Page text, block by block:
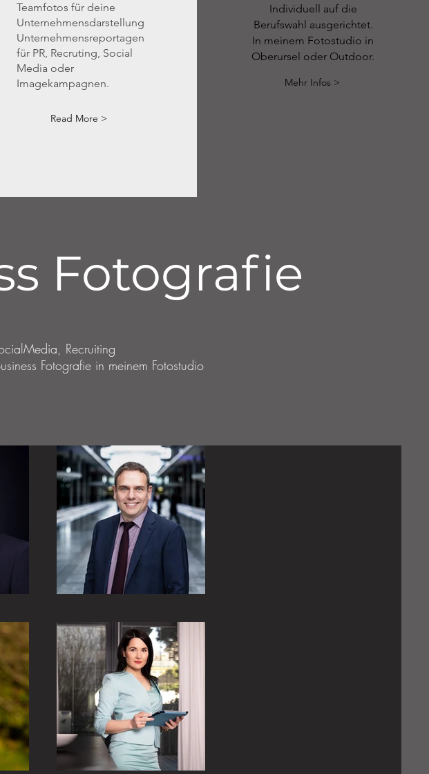
Teamfotos für deine
Unternehmensdarstellung
Unternehmensreportagen
für PR, Recruting, Social
Media oder
Imagekampagnen.
Read More >
Individuell auf die
Berufswahl ausgerichtet.
In meinem Fotostudio in
Oberursel oder Outdoor.
Mehr Infos >
Fotografie
Recruiting
Fotografie in meinem Fotostudio